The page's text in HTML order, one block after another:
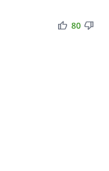
thumb_up thumb_down
80